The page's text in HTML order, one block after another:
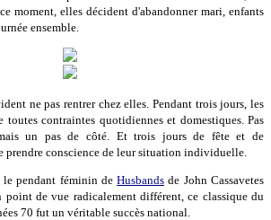
moment, elles décident d'abandonner mari, enfants
ensemble.
ne pas rentrer chez elles. Pendant trois jours, les
toutes contraintes quotidiennes et domestiques. Pas
un pas de côté. Et trois jours de fête et de
prendre conscience de leur situation individuelle.
le pendant féminin deHusbands de John Cassavetes
de vue radicalement différent, ce classique du
70 fut un véritable succès national.